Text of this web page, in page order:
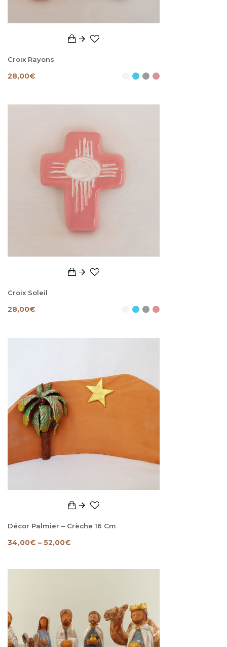
Croix Rayons
28,00€
Croix Soleil
28,00€
Décor Palmier – Crèche 16 Cm
34,00€ – 52,00€